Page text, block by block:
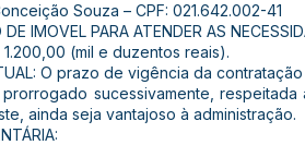
Souza – CPF: 021.642.002-41
IMOVEL PARA ATENDER AS
1.200,00 (mil e duzentos reais).
O prazo de vigência da
sucessivamente,
ainda seja vantajoso à administração.